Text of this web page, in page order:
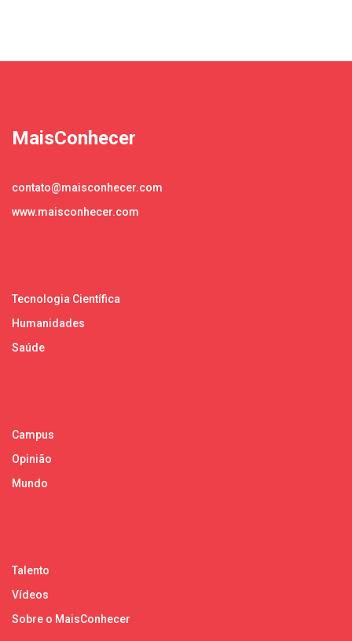
MaisConhecer
contato@maisconhecer.com
www.maisconhecer.com
Tecnologia Científica
Humanidades
Saúde
Campus
Opinião
Mundo
Talento
Vídeos
Sobre o MaisConhecer